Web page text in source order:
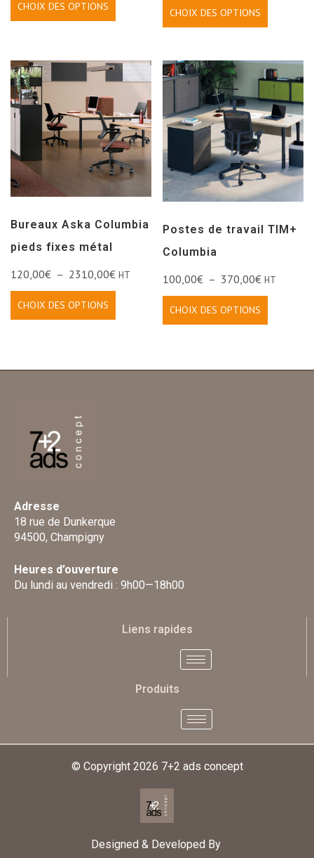
CHOIX DES OPTIONS CHOIX DES OPTIONS
Bureaux Aska Columbia
pieds fixes métal
120,00€ – 2310,00€ HT
CHOIX DES OPTIONS
Postes de travail TIM+
Columbia
100,00€ – 370,00€ HT
CHOIX DES OPTIONS
Adresse
18 rue de Dunkerque
94500, Champigny
Heures d’ouverture
Du lundi au vendredi : 9h00—18h00
Liens rapides
Produits
© Copyright 2026 7+2 ads concept
Designed & Developed By